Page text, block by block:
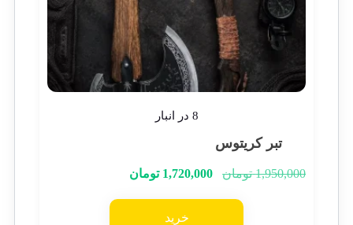
8 در انبار
تبر کریتوس
1,950,000 تومان 1,720,000 تومان
خرید